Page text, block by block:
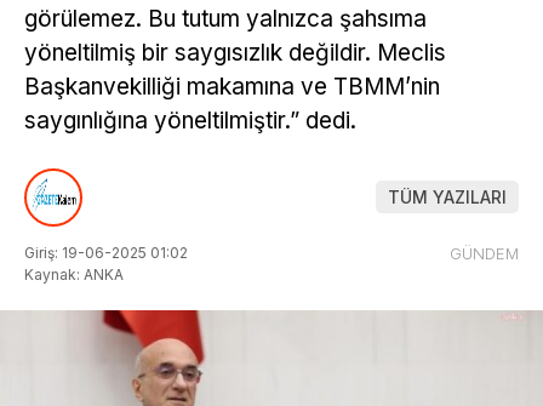
görülemez. Bu tutum yalnızca şahsıma
yöneltilmiş bir saygısızlık değildir. Meclis
Başkanvekilliği makamına ve TBMM’nin
saygınlığına yöneltilmiştir.” dedi.
TÜM YAZILARI
Giriş: 19-06-2025 01:02
Kaynak: ANKA
GÜNDEM